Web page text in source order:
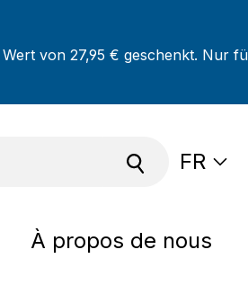
von 27,95 € geschenkt. Nur
FR
À propos de nous